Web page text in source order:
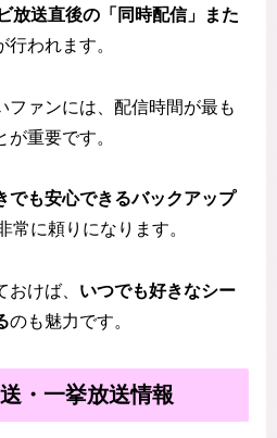
放送直後の「同時配信」また
行われます。
ファンには、配信時間が最も
重要です。
でも安心できるバックアップ
常に頼りになります。
けば、 いつでも好きなシー
のも魅力です。
・一挙放送情報